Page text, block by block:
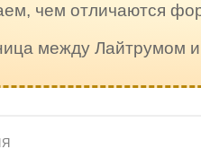
чем отличаются
между Лайтрумом